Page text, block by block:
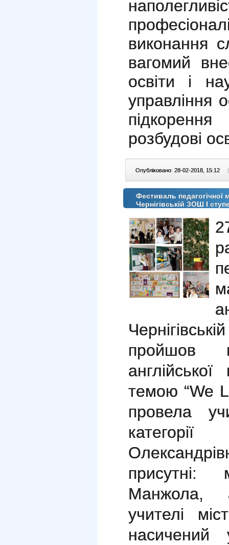
виконання
вагомий
освіти і
управління
розбудові
Опубліковано: 28-02-2018, 15:12
Фестиваль педагогічної
Чернігівській ЗОШ І
пройшов
темою “We
провела
Манжола,
учителі
насичений